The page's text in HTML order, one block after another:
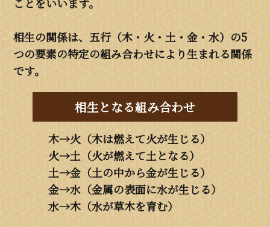
相生の関係は、五行（木・火・土・金・水）の5
つの要素の特定の組み合わせにより生まれる関係
です。
相生となる組み合わせ
木→火（木は燃えて火が生じる）
火→土（火が燃えて土となる）
土→金（土の中から金が生じる）
金→水（金属の表面に水が生じる）
水→木（水が草木を育む）